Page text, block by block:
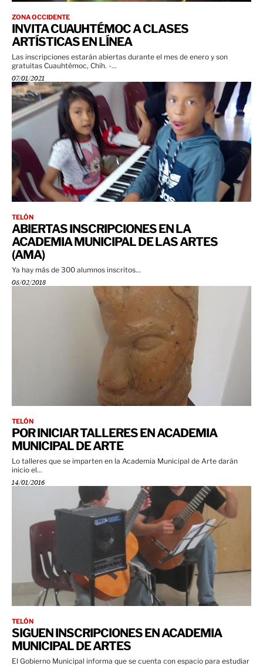
ZONA OCCIDENTE
INVITA CUAUHTÉMOC A CLASES
ARTÍSTICAS EN LÍNEA
Las inscripciones estarán abiertas durante el mes de enero y son
gratuitas Cuauhtémoc, Chih. -...
07/01/2021
TELÓN
ABIERTAS INSCRIPCIONES EN LA
ACADEMIA MUNICIPAL DE LAS ARTES
(AMA)
Ya hay más de 300 alumnos inscritos...
05/02/2018
TELÓN
POR INICIAR TALLERES EN ACADEMIA
MUNICIPAL DE ARTE
Lo talleres que se imparten en la Academia Municipal de Arte darán
inicio el...
14/01/2016
TELÓN
SIGUEN INSCRIPCIONES EN ACADEMIA
MUNICIPAL DE ARTES
El Gobierno Municipal informa que se cuenta con espacio para estudiar